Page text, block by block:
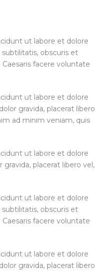
ut labore et dolore
obscuris et
facere voluntate
ut labore et dolore
gravida, placerat libero
ad minim veniam, quis
ut labore et dolore
placerat libero vel,
ut labore et dolore
obscuris et
facere voluntate
ut labore et dolore
gravida, placerat libero